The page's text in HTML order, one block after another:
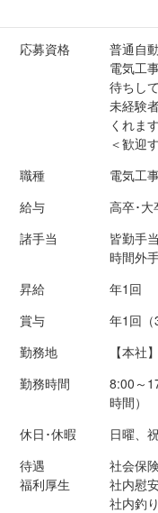
応募資格
普通自
電気工
待ちし
未経験
くれます
＜歓迎
職種
電気工
給与
高卒･大
諸手当
皆勤手
時間外
昇給
年1回
賞与
年1回（
勤務地
【本社
勤務時間
8:00～
時間）
休日･休暇
日曜、
待遇
福利厚生
社会保
社内慰
社内釣